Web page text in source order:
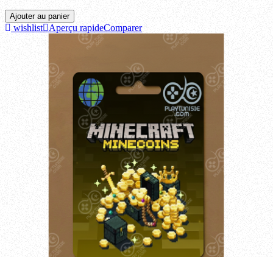
Ajouter au panier
wishlist Aperçu rapideComparer